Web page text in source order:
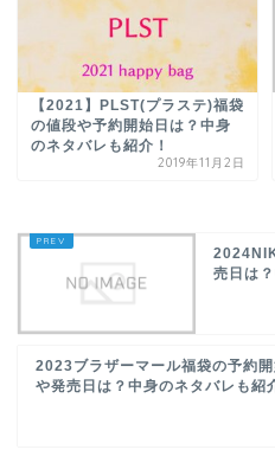
【2021】PLST(プラステ)福袋
の値段や予約開始日は？中身
のネタバレも紹介！
2019年11月2日
売日は
2023ブラザーマール福袋の予約開
や発売日は？中身のネタバレも紹